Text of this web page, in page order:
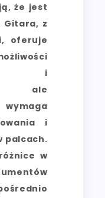
że jest
z
oferuje
i
ale
i
palcach.
w